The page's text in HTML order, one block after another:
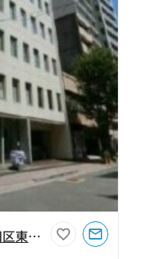
【東京都千代田区】千代田区東神田2丁目241坪倉庫